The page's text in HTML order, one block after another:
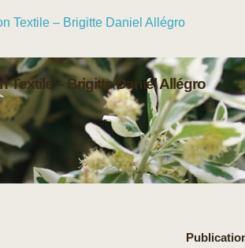
Textile – Brigitte Daniel Allégro